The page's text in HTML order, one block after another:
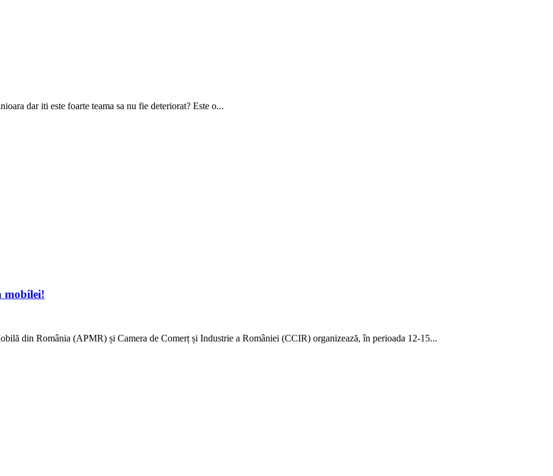
dar iti este foarte teama sa nu fie deteriorat? Este o...
mobilei!
din România (APMR) și Camera de Comerț și Industrie a României (CCIR) organizează, în perioada 12-15...